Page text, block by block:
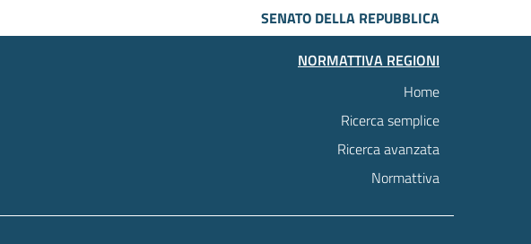
SENATO DELLA REPUBBLICA
NORMATTIVA REGIONI
Home
Ricerca semplice
Ricerca avanzata
Normattiva